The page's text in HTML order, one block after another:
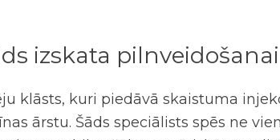
izskata pilnveidošanai
klāsts, kuri piedāvā skaistuma
ārstu. Šāds speciālists spēs ne